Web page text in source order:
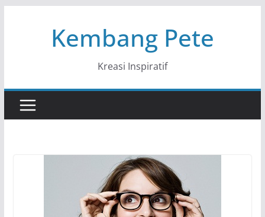
Kembang Pete
Kreasi Inspiratif